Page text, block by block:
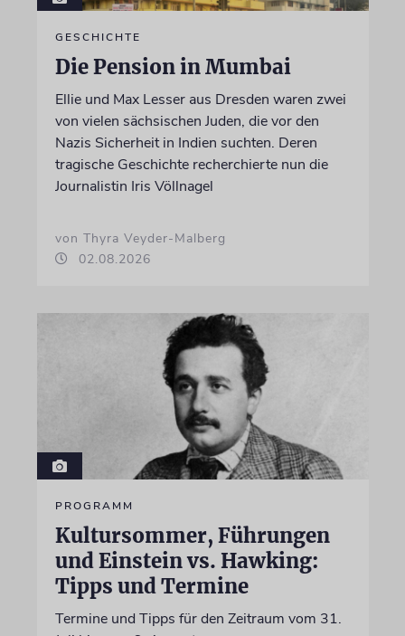
GESCHICHTE
Die Pension in Mumbai
Ellie und Max Lesser aus Dresden waren zwei
von vielen sächsischen Juden, die vor den
Nazis Sicherheit in Indien suchten. Deren
tragische Geschichte recherchierte nun die
Journalistin Iris Völlnagel
von Thyra Veyder-Malberg
02.08.2026
PROGRAMM
Kultursommer, Führungen
und Einstein vs. Hawking:
Tipps und Termine
Termine und Tipps für den Zeitraum vom 31.